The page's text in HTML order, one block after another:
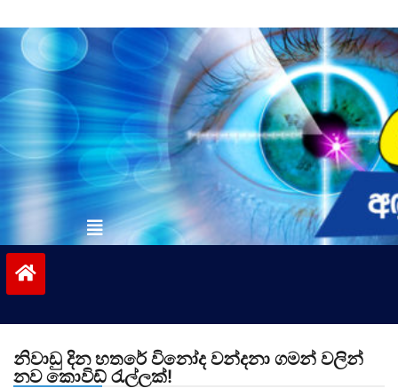
to
contentvinivida.lk
නිවාඩු දින හතරේ විනෝද වන්දනා ගමන් වලින්
නව කොවිඩ් රැල්ලක්!